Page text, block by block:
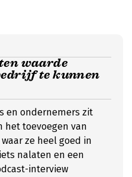
waarde
te kunnen
en ondernemers zit
het toevoegen van
ze heel goed in
nalaten en een
interview